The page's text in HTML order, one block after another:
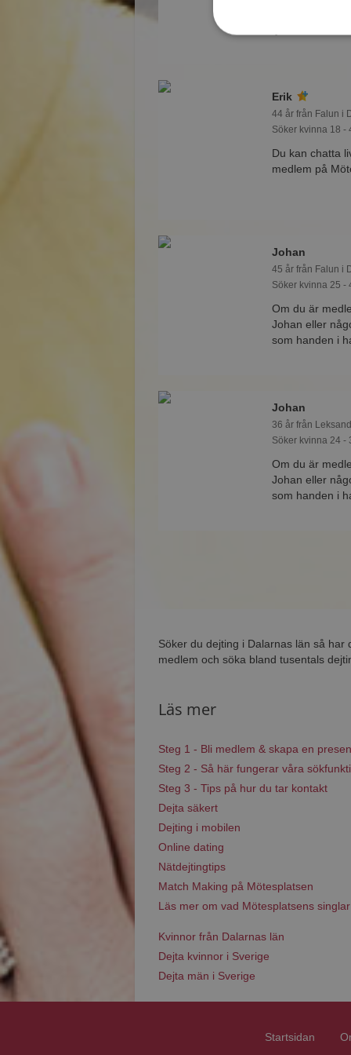
Erik
44 år från Falun i
Söker kvinna 18 -
Du kan chatta
medlem på
Johan
45 år från Falun i
Söker kvinna 25 -
Om du är
Johan eller
som handen i
Johan
36 år från
Söker kvinna 24 -
Om du är
Johan eller
som handen i
Söker du dejting i Dalarnas län så
medlem och söka bland tusentals
Läs mer
Steg 1 - Bli medlem & skapa en
Steg 2 - Så här fungerar våra
Steg 3 - Tips på hur du tar kontakt
Dejta säkert
Dejting i mobilen
Online dating
Nätdejtingtips
Match Making på Mötesplatsen
Läs mer om vad Mötesplatsens
Kvinnor från Dalarnas län
Dejta kvinnor i Sverige
Dejta män i Sverige
Startsidan